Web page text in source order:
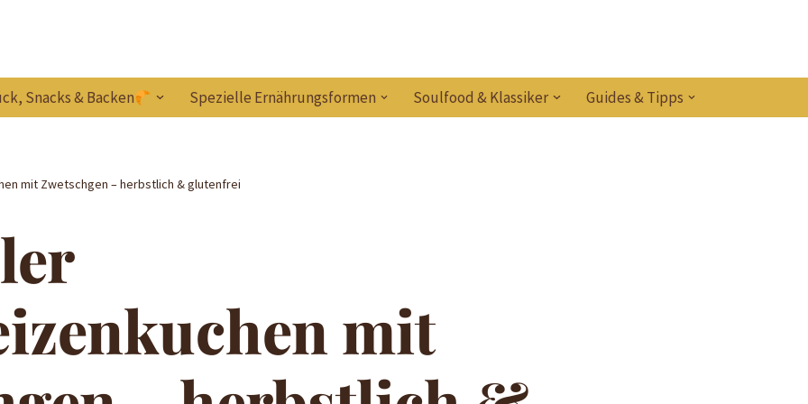
Snacks & Backen Spezielle Ernährungsformen Soulfood & Klassiker Guides & Tipps
mit Zwetschgen – herbstlich & glutenfrei
mit